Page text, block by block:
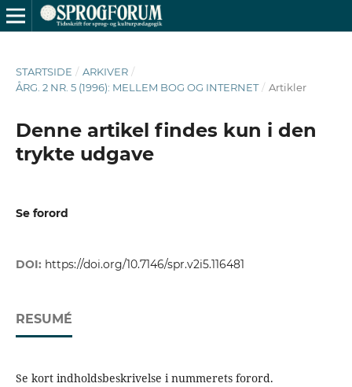
STARTSIDE / ARKIVER /
ÅRG. 2 NR. 5 (1996): MELLEM BOG OG INTERNET / Artikler
Denne artikel findes kun i den
trykte udgave
Se forord
DOI: https://doi.org/10.7146/spr.v2i5.116481
RESUMÉ
Se kort indholdsbeskrivelse i nummerets forord.